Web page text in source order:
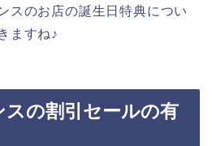
スのお店の誕生日特典につい
ますね♪
スの割引セールの有